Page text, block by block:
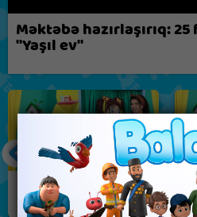
Məktəbə hazırlaşırıq:
"Yaşıl ev"